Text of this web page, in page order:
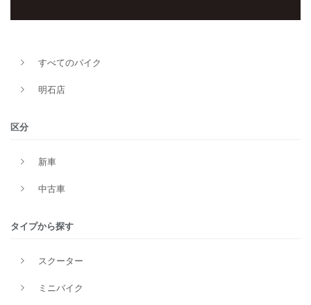
すべてのバイク
明石店
区分
新車
中古車
タイプから探す
スクーター
ミニバイク
タイプ
メーカー
排気量